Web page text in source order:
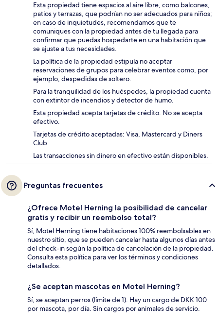
Esta propiedad tiene espacios al aire libre, como balcones,
patios y terrazas, que podrían no ser adecuados para niños;
en caso de inquietudes, recomendamos que te
comuniques con la propiedad antes de tu llegada para
confirmar que puedas hospedarte en una habitación que
se ajuste a tus necesidades.
La política de la propiedad estipula no aceptar
reservaciones de grupos para celebrar eventos como, por
ejemplo, despedidas de soltero.
Para la tranquilidad de los huéspedes, la propiedad cuenta
con extintor de incendios y detector de humo.
Esta propiedad acepta tarjetas de crédito. No se acepta
efectivo.
Tarjetas de crédito aceptadas: Visa, Mastercard y Diners
Club
Las transacciones sin dinero en efectivo están disponibles.
Preguntas frecuentes
¿Ofrece Motel Herning la posibilidad de cancelar
gratis y recibir un reembolso total?
Sí, Motel Herning tiene habitaciones 100% reembolsables en
nuestro sitio, que se pueden cancelar hasta algunos días antes
del check-in según la política de cancelación de la propiedad.
Consulta esta política para ver los términos y condiciones
detallados.
¿Se aceptan mascotas en Motel Herning?
Sí, se aceptan perros (límite de 1). Hay un cargo de DKK 100
por mascota, por día. Sin cargos por animales de servicio.